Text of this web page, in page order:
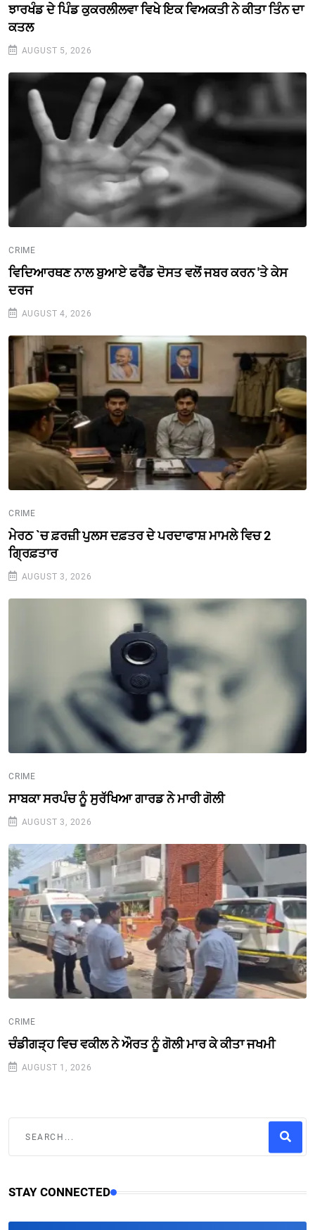
ਝਾਰਖੰਡ ਦੇ ਪਿੰਡ ਕੁਕਰਲੀਲਵਾ ਵਿਖੇ ਇਕ ਵਿਅਕਤੀ ਨੇ ਕੀਤਾ ਤਿੰਨ ਦਾ
ਕਤਲ
AUGUST 5, 2026
CRIME
ਵਿਦਿਆਰਥਣ ਨਾਲ ਬੁਆਏ ਫਰੈਂਡ ਦੋਸਤ ਵਲੋਂ ਜਬਰ ਕਰਨ 'ਤੇ ਕੇਸ
ਦਰਜ
AUGUST 4, 2026
CRIME
ਮੇਰਠ `ਚ ਫ਼ਰਜ਼ੀ ਪੁਲਸ ਦਫ਼ਤਰ ਦੇ ਪਰਦਾਫਾਸ਼ ਮਾਮਲੇ ਵਿਚ 2
ਗ੍ਰਿਫ਼ਤਾਰ
AUGUST 3, 2026
CRIME
ਸਾਬਕਾ ਸਰਪੰਚ ਨੂੰ ਸੁਰੱਖਿਆ ਗਾਰਡ ਨੇ ਮਾਰੀ ਗੋਲੀ
AUGUST 3, 2026
CRIME
ਚੰਡੀਗੜ੍ਹ ਵਿਚ ਵਕੀਲ ਨੇ ਔਰਤ ਨੂੰ ਗੋਲੀ ਮਾਰ ਕੇ ਕੀਤਾ ਜਖਮੀ
AUGUST 1, 2026
STAY CONNECTED